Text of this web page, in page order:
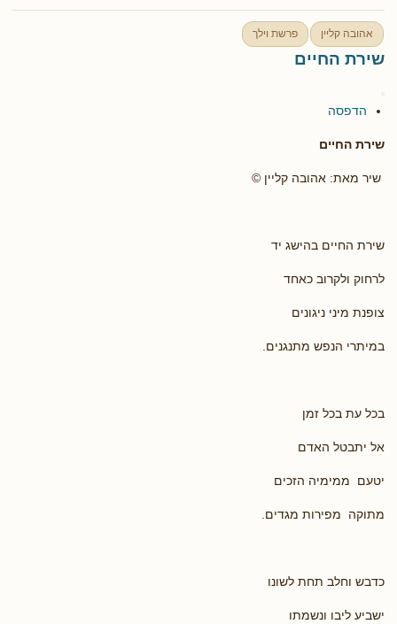
אהובה קליין פרשת וילך
שירת החיים
הדפסה
שירת החיים
שיר מאת: אהובה קליין ©
שירת החיים בהישג יד
לרחוק ולקרוב כאחד
צופנת מיני ניגונים
במיתרי הנפש מתנגנים.
בכל עת בכל זמן
אל יתבטל האדם
יטעם ממימיה הזכים
מתוקה מפירות מגדים.
כדבש וחלב תחת לשונו
ישביע ליבו ונשמתו